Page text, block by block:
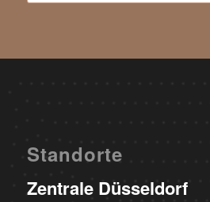
Standorte
Zentrale Düsseldorf